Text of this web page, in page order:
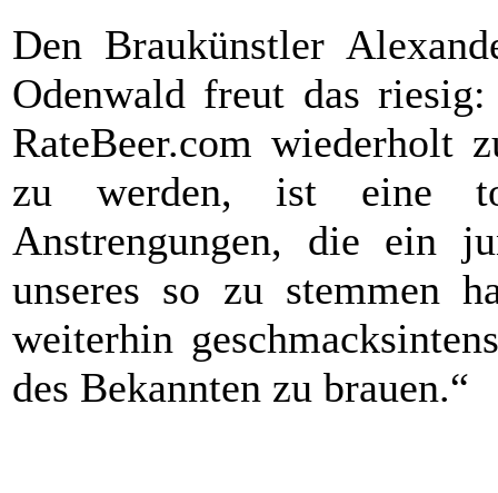
Den Braukünstler
Odenwald freut das
RateBeer.com wiederholt
zu werden, ist eine
Anstrengungen, die ein
unseres so zu stemmen
weiterhin
des Bekannten zu brauen.“